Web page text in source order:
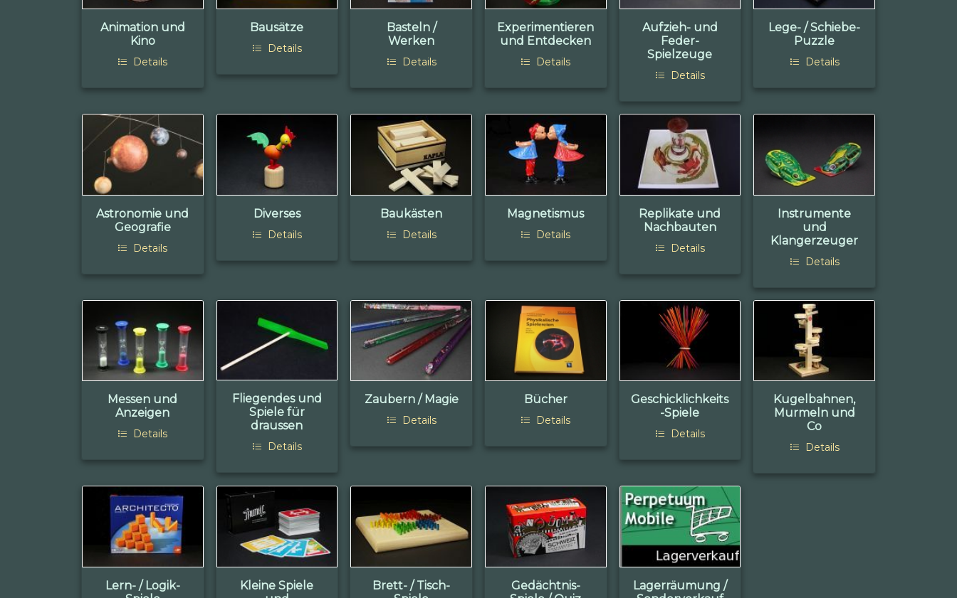
Animation und
Kino
Details
Bausätze
Details
Basteln /
Werken
Details
Experimentieren
und Entdecken
Details
Aufzieh- und
Feder-
Spielzeuge
Details
Lege- / Schiebe-
Puzzle
Details
Astronomie und
Geografie
Details
Diverses
Details
Baukästen
Details
Magnetismus
Details
Replikate und
Nachbauten
Details
Instrumente
und
Klangerzeuger
Details
Messen und
Anzeigen
Details
Fliegendes und
Spiele für
draussen
Details
Zaubern / Magie
Details
Bücher
Details
Geschicklichkeits
-Spiele
Details
Kugelbahnen,
Murmeln und
Co
Details
Lern- / Logik-
Kleine Spiele
Brett- / Tisch-
Gedächtnis-
Lagerräumung /